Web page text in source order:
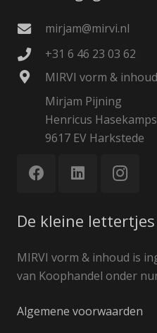
mirjam@mirvi.nl
+31 6 46 23 03 62
MIRVI vorm & inhoud
Mirjam Pijning
Henricus
9617 EV Harkstede
De kleine lettertjes
MIRVI vorm & inhoud is
van Koophandel onder
Algemene voorwaarden